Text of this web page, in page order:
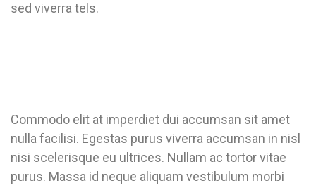
sed viverra tels.
Commodo elit at imperdiet dui accumsan sit amet
nulla facilisi. Egestas purus viverra accumsan in nisl
nisi scelerisque eu ultrices. Nullam ac tortor vitae
purus. Massa id neque aliquam vestibulum morbi